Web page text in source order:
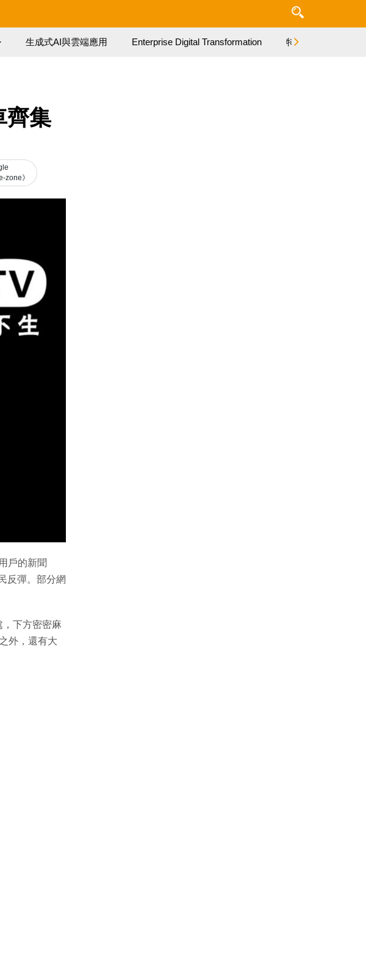
生成式AI與雲端應用 Enterprise Digital Transformation 特集
齊集
zone》
戶的新聞
反彈。部分網
下方密密麻
外，還有大